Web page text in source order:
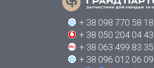
+ 38 098 770 58 18
+ 38 050 204 04 43
+ 38 063 499 83 35
+ 38 096 012 06 09